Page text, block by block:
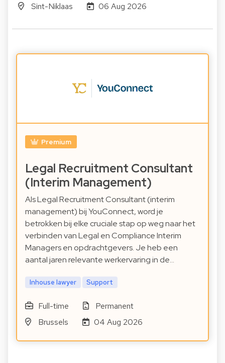
Sint-Niklaas
06 Aug 2026
Premium
Legal Recruitment Consultant
(Interim Management)
Als Legal Recruitment Consultant (interim
management) bij YouConnect, word je
betrokken bij elke cruciale stap op weg naar het
verbinden van Legal en Compliance Interim
Managers en opdrachtgevers. Je heb een
aantal jaren relevante werkervaring in de…
Inhouse lawyer Support
Full-time
Permanent
Brussels
04 Aug 2026